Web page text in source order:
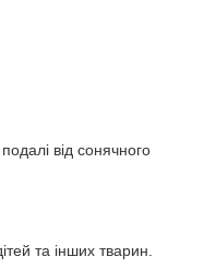
від сонячного
та інших тварин.